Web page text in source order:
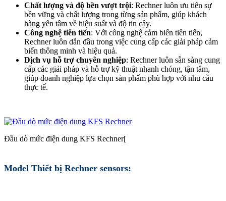
Chất lượng và độ bền vượt trội: Rechner luôn ưu tiên sự
bền vững và chất lượng trong từng sản phẩm, giúp khách
hàng yên tâm về hiệu suất và độ tin cậy.
Công nghệ tiên tiến: Với công nghệ cảm biến tiên tiến,
Rechner luôn dẫn đầu trong việc cung cấp các giải pháp cảm
biến thông minh và hiệu quả.
Dịch vụ hỗ trợ chuyên nghiệp: Rechner luôn sẵn sàng cung
cấp các giải pháp và hỗ trợ kỹ thuật nhanh chóng, tận tâm,
giúp doanh nghiệp lựa chọn sản phẩm phù hợp với nhu cầu
thực tế.
Đầu dò mức điện dung KFS Rechner[
Model Thiết bị Rechner sensors: